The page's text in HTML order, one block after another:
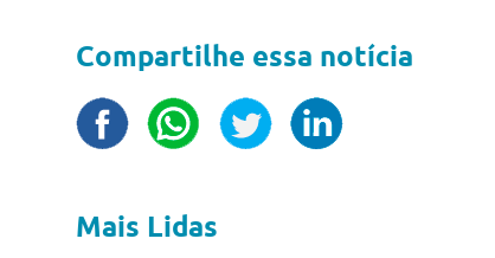
Compartilhe essa notícia
Mais Lidas